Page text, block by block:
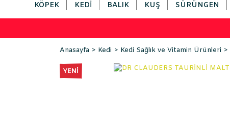
KÖPEK KEDI BALIK KUŞ SÜRÜNGEN
Anasayfa Kedi Kedi Sağlık ve Vitamin Ürünleri
YENİ